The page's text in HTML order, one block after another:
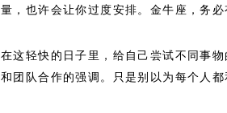
量，也许会让你过度安排。金牛座，务必
在这轻快的日子里，给自己尝试不同事
和团队合作的强调。只是别以为每个人都